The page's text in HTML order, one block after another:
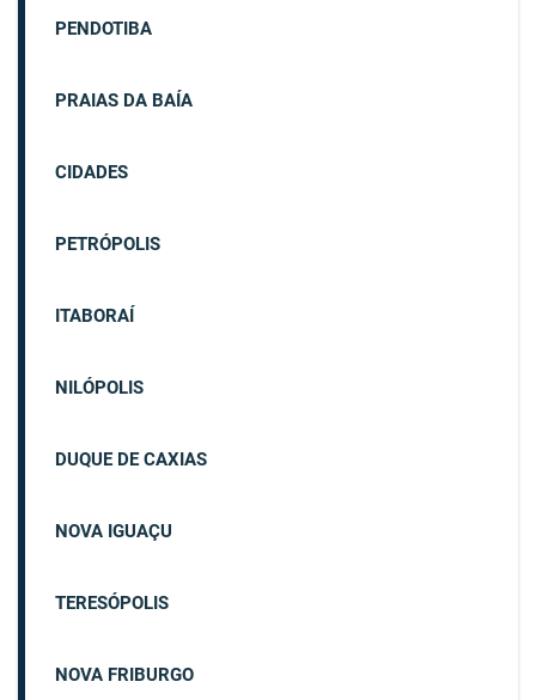
PENDOTIBA
PRAIAS DA BAÍA
CIDADES
PETRÓPOLIS
ITABORAÍ
NILÓPOLIS
DUQUE DE CAXIAS
NOVA IGUAÇU
TERESÓPOLIS
NOVA FRIBURGO